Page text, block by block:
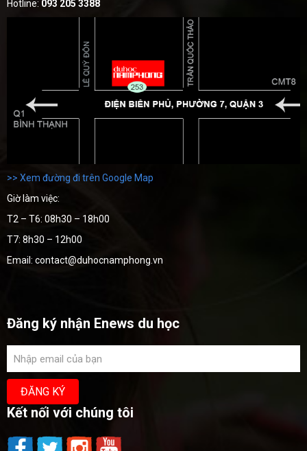
Hotline: 093 205 3388
>> Xem đường đi trên Google Map
Giờ làm việc:
T2 – T6: 08h30 – 18h00
T7: 8h30 – 12h00
Email: contact@duhocnamphong.vn
Đăng ký nhận Enews du học
Kết nối với chúng tôi